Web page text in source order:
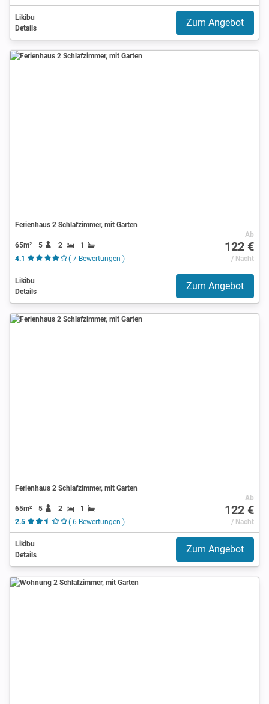
Likibu
Details
Zum Angebot
Ferienhaus 2 Schlafzimmer, mit Garten
65m² 5 2
1
4.1
( 7 Bewertungen )
Ab
122 €
/ Nacht
Likibu
Details
Zum Angebot
Ferienhaus 2 Schlafzimmer, mit Garten
65m² 5 2
1
2.5
( 6 Bewertungen )
Ab
122 €
/ Nacht
Likibu
Details
Zum Angebot